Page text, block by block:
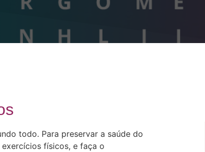
todo. Para preservar a saúde do
físicos, e faça o